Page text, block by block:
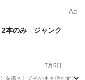
Ad
本のみ ジャンク
7月5日
入してそのまま使わずに出